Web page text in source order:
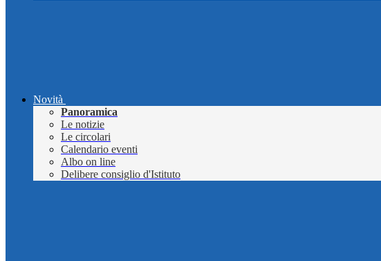
Novità
Panoramica
Le notizie
Le circolari
Calendario eventi
Albo on line
Delibere consiglio d'Istituto